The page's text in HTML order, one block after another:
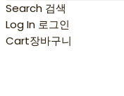
Search 검색
Log In 로그인
Cart장바구니